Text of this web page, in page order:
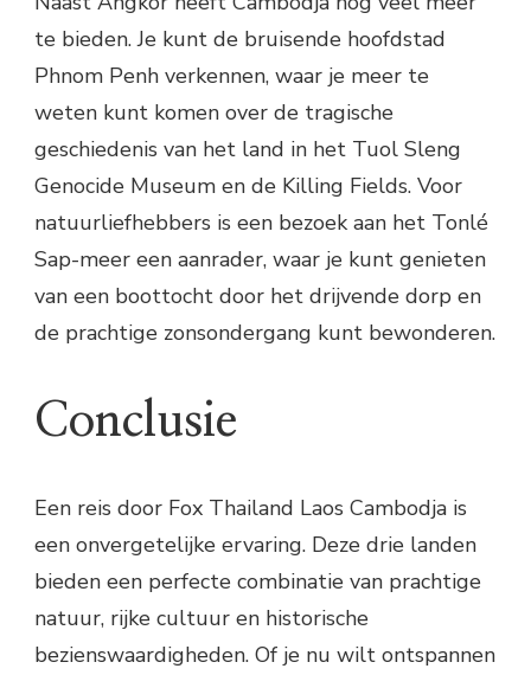
te bieden. Je kunt de bruisende hoofdstad
Phnom Penh verkennen, waar je meer te
weten kunt komen over de tragische
geschiedenis van het land in het Tuol Sleng
Genocide Museum en de Killing Fields. Voor
natuurliefhebbers is een bezoek aan het Tonlé
Sap-meer een aanrader, waar je kunt genieten
van een boottocht door het drijvende dorp en
de prachtige zonsondergang kunt bewonderen.
Conclusie
Een reis door Fox Thailand Laos Cambodja is
een onvergetelijke ervaring. Deze drie landen
bieden een perfecte combinatie van prachtige
natuur, rijke cultuur en historische
bezienswaardigheden. Of je nu wilt ontspannen